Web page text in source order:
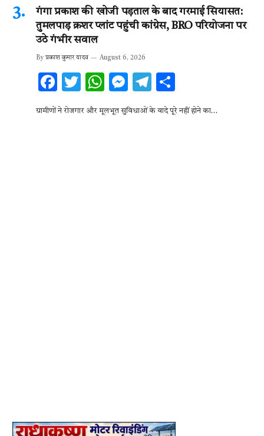
गंगा प्रकाश की खोजी पड़ताल के बाद गरमाई सियासत:
तुमलपाड़ क्रशर प्लांट पहुंची कांग्रेस, BRO परियोजना पर
उठे गंभीर सवाल
By प्रकाश कुमार यादव August 6, 2026
F
ac
T
w
W
at
M
es
T
el
ar
ग्रामीणों ने रोजगार और मूलभूत सुविधाओं के वादे पूरे नहीं होने का…